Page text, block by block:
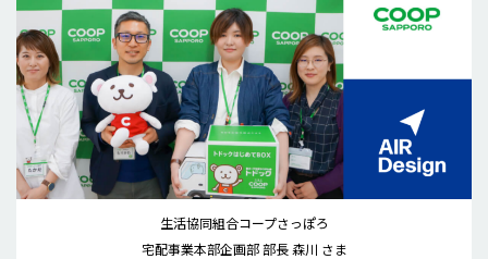
生活協同組合コープさっぽろ
宅配事業本部企画部 部長 森川 さま